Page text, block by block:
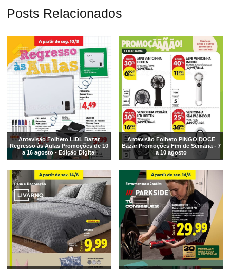
Posts Relacionados
Antevisão Folheto LIDL Bazar
Regresso às Aulas Promoções de 10
a 16 agosto - Edição Digital
Antevisão Folheto PINGO DOCE
Bazar Promoções Fim de Semana - 7
a 10 agosto